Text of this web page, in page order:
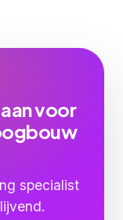
voor
specialist